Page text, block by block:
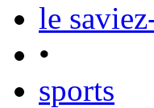
le
•
sports